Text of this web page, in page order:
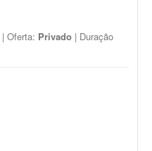
| Oferta: Privado | Duração